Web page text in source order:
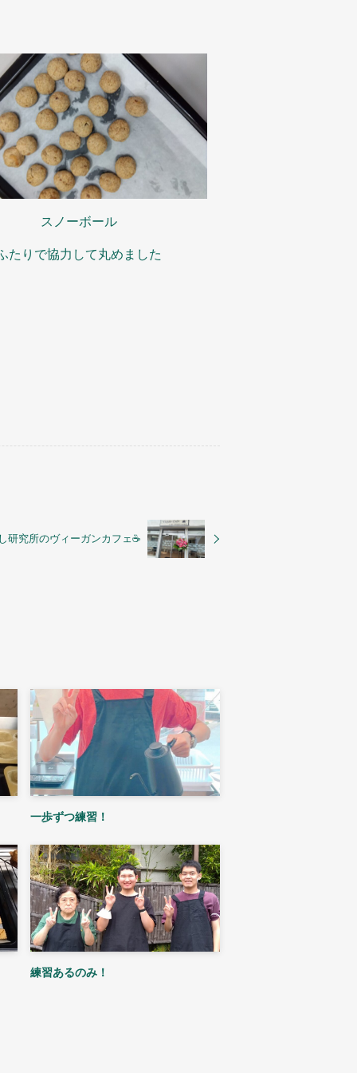
スノーボール
たりで協力して丸めました
研究所のヴィーガンカフェ☕
一歩ずつ練習！
練習あるのみ！